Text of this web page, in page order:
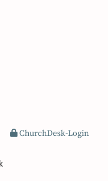
ChurchDesk-Login